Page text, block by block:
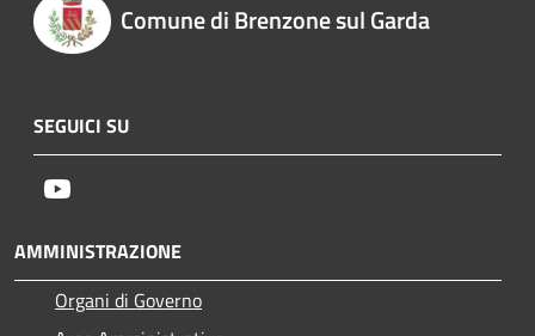
Comune di Brenzone sul Garda
SEGUICI SU
AMMINISTRAZIONE
Organi di Governo